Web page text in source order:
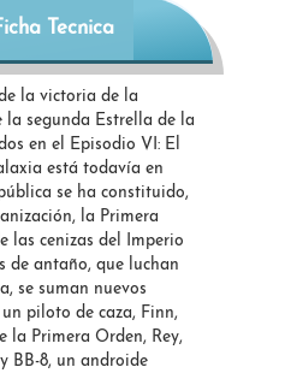
Tecnica
la victoria de la
la segunda Estrella de la
en el Episodio VI: El
está todavía en
se ha constituido,
la Primera
las cenizas del Imperio
de antaño, que luchan
se suman nuevos
piloto de caza, Finn,
la Primera Orden, Rey,
BB-8, un androide